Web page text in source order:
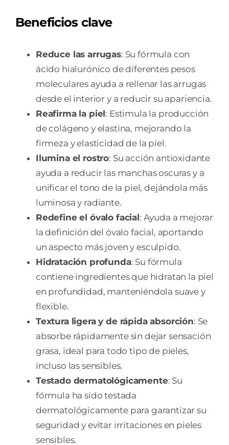
Beneficios clave
Reduce las arrugas: Su fórmula con
ácido hialurónico de diferentes pesos
moleculares ayuda a rellenar las arrugas
desde el interior y a reducir su apariencia.
Reafirma la piel: Estimula la producción
de colágeno y elastina, mejorando la
firmeza y elasticidad de la piel.
Ilumina el rostro: Su acción antioxidante
ayuda a reducir las manchas oscuras y a
unificar el tono de la piel, dejándola más
luminosa y radiante.
Redefine el óvalo facial: Ayuda a mejorar
la definición del óvalo facial, aportando
un aspecto más joven y esculpido.
Hidratación profunda: Su fórmula
contiene ingredientes que hidratan la piel
en profundidad, manteniéndola suave y
flexible.
Textura ligera y de rápida absorción: Se
absorbe rápidamente sin dejar sensación
grasa, ideal para todo tipo de pieles,
incluso las sensibles.
Testado dermatológicamente: Su
fórmula ha sido testada
dermatológicamente para garantizar su
seguridad y evitar irritaciones en pieles
sensibles.